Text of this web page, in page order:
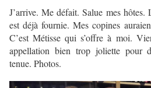
J’arrive. Me défait. Salue mes hôtes.
est déjà fournie. Mes copines
C’est Métisse qui s’offre à moi.
appellation bien trop joliette pour
tenue. Photos.